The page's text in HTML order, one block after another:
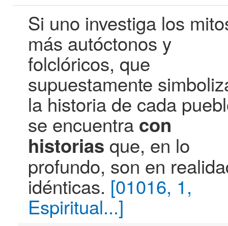
Si uno investiga los
más autóctonos y
folclóricos, que
supuestamente
la historia de cada
se encuentra con
historias que, en lo
profundo, son en
idénticas. [01016, 1,
Espiritual...]